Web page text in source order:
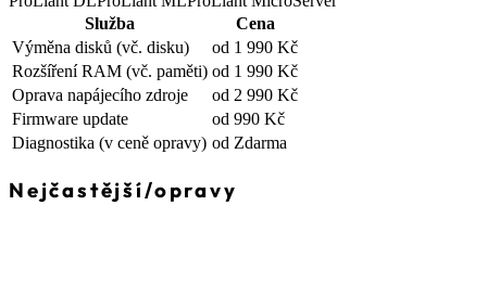
Služba
Cena
Výměna disků (vč. disku)
od 1 990 Kč
Rozšíření RAM (vč. paměti) od 1 990 Kč
Oprava napájecího zdroje
od 2 990 Kč
Firmware update
od 990 Kč
Diagnostika (v ceně opravy) od Zdarma
Nejčastější/opravy